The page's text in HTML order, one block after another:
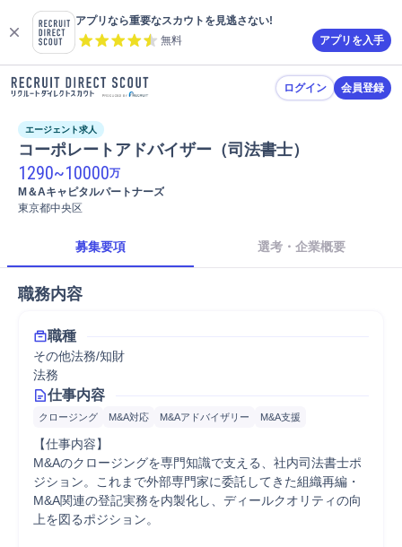
アプリなら重要なスカウトを見逃さない!
無料
アプリを入手
ログイン 会員登録
エージェント求人
コーポレートアドバイザー（司法書士）
1290~10000万
M＆Aキャピタルパートナーズ
東京都中央区
募集要項 選考・企業概要
職務内容
職種
その他法務/知財
法務
仕事内容
クロージング M&A対応 M&Aアドバイザリー M&A支援
【仕事内容】
M&Aのクロージングを専門知識で支える、社内司法書士ポ
ジション。これまで外部専門家に委託してきた組織再編・
M&A関連の登記実務を内製化し、ディールクオリティの向
上を図るポジション。